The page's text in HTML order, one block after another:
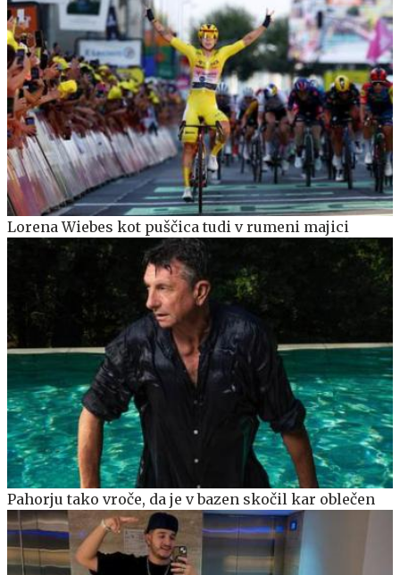
Lorena Wiebes kot puščica tudi v rumeni majici
Pahorju tako vroče, da je v bazen skočil kar oblečen